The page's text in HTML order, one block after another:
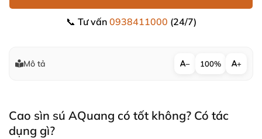
📞 Tư vấn 0938411000 (24/7)
Mô tả − 100% +
Cao sìn sú AQuang có tốt không? Có tác
dụng gì?